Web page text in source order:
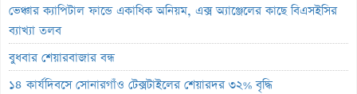
ভেঞ্চার ক্যাপিটাল ফান্ডে একাধিক অনিয়ম, এক্স অ্যাঞ্জেলের কাছে বিএসইসির
ব্যাখ্যা তলব
বুধবার শেয়ারবাজার বন্ধ
১৪ কার্যদিবসে সোনারগাঁও টেক্সটাইলের শেয়ারদর ৩২% বৃদ্ধি